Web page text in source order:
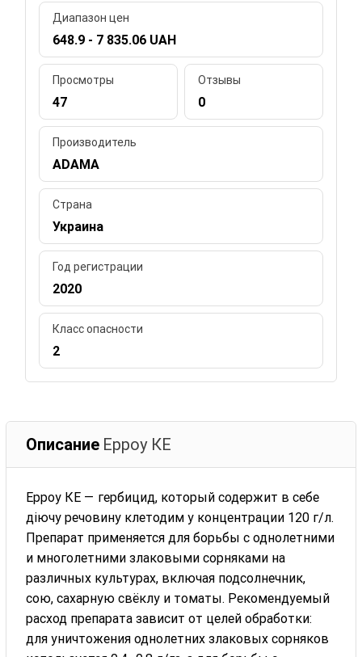
Диапазон цен
648.9 - 7 835.06 UAH
Просмотры
47
Отзывы
0
Производитель
ADAMA
Страна
Украина
Год регистрации
2020
Класс опасности
2
Описание Ерроу КЕ
Ерроу КЕ — гербицид, который содержит в себе
діючу речовину клетодим у концентрации 120 г/л.
Препарат применяется для борьбы с однолетними
и многолетними злаковыми сорняками на
различных культурах, включая подсолнечник,
сою, сахарную свёклу и томаты. Рекомендуемый
расход препарата зависит от целей обработки:
для уничтожения однолетних злаковых сорняков